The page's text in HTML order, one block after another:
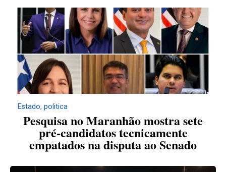
Estado, politica
Pesquisa no Maranhão mostra sete
pré-candidatos tecnicamente
empatados na disputa ao Senado